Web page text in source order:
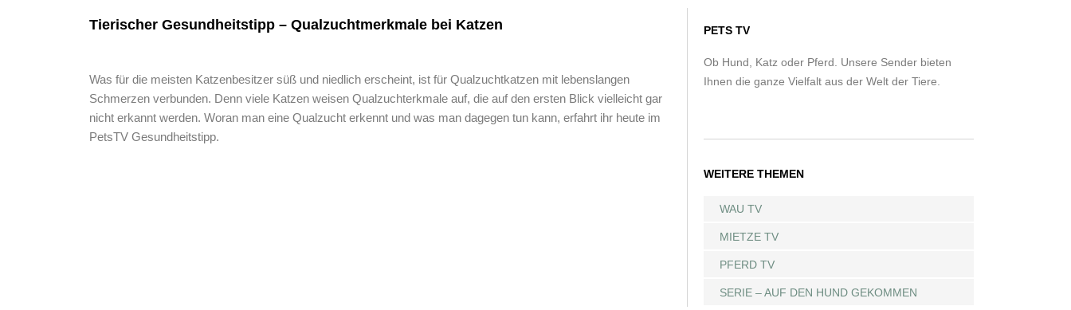
Tierischer Gesundheitstipp – Qualzuchtmerkmale bei Katzen
Was für die meisten Katzenbesitzer süß und niedlich erscheint, ist für Qualzuchtkatzen mit lebenslangen
Schmerzen verbunden. Denn viele Katzen weisen Qualzuchterkmale auf, die auf den ersten Blick vielleicht gar
nicht erkannt werden. Woran man eine Qualzucht erkennt und was man dagegen tun kann, erfahrt ihr heute im
PetsTV Gesundheitstipp.
PETS TV
Ob Hund, Katz oder Pferd. Unsere Sender bieten
Ihnen die ganze Vielfalt aus der Welt der Tiere.
WEITERE THEMEN
WAU TV
MIETZE TV
PFERD TV
SERIE – AUF DEN HUND GEKOMMEN